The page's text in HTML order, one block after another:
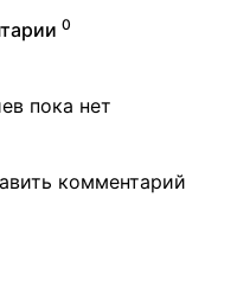
0
пока нет
комментарий